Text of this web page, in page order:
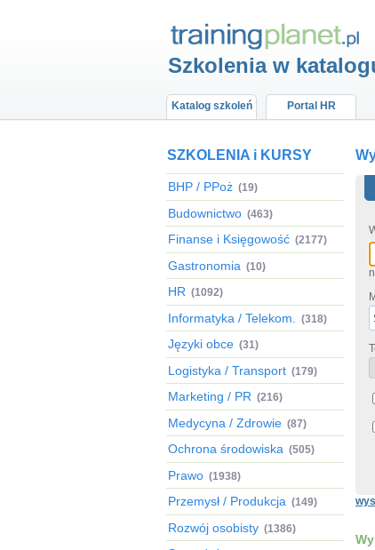
Szkolenia w
Katalog szkoleń Portal HR
SZKOLENIA i KURSY
BHP / PPoż (19)
Budownictwo (463)
Finanse i Księgowość (2177)
Gastronomia (10)
HR (1092)
Informatyka / Telekom. (318)
Języki obce (31)
Logistyka / Transport (179)
Marketing / PR (216)
Medycyna / Zdrowie (87)
Ochrona środowiska (505)
Prawo (1938)
Przemysł / Produkcja (149)
Rozwój osobisty (1386)